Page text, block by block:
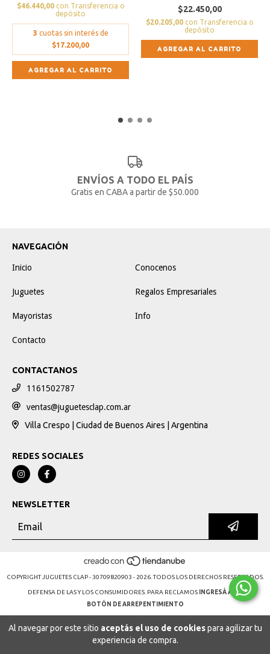
Al navegar por este sitio aceptás el uso de cookiespara agilizar tu
experiencia de compra.
$46.440,00 con Transferencia o
depósito
3 cuotas sin interés de
$17.200,00
$22.450,00
$20.205,00 con Transferencia o
depósito
ENVÍOS A TODO EL PAÍS
Gratis en CABA a partir de $50.000
NAVEGACIÓN
Inicio Conocenos
Juguetes Regalos Empresariales
Mayoristas Info
Contacto
CONTACTANOS
1161502787
ventas@juguetesclap.com.ar
Villa Crespo | Ciudad de Buenos Aires | Argentina
REDES SOCIALES
NEWSLETTER
COPYRIGHT JUGUETES CLAP - 30709820903 - 2026. TODOS LOS DERECHOS RESERVADOS.
DEFENSA DE LAS Y LOS CONSUMIDORES. PARA RECLAMOS
INGRESÁ ACÁ.
BOTÓN DE ARREPENTIMIENTO